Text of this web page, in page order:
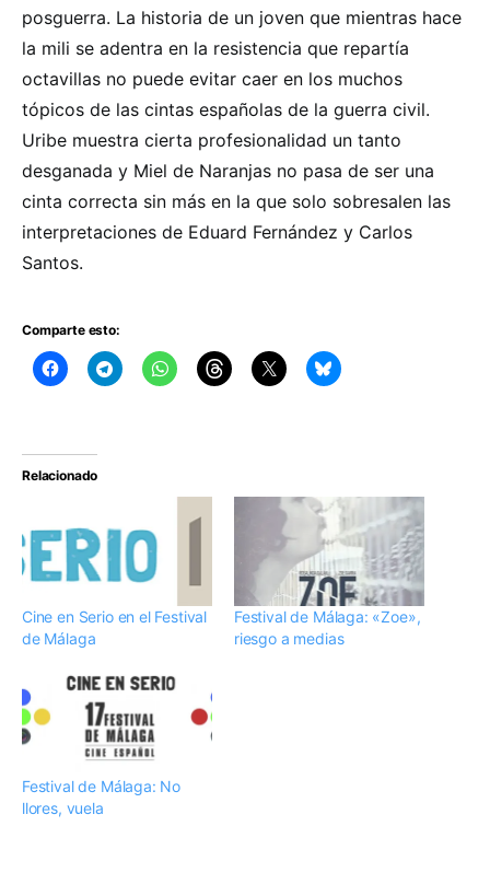
posguerra. La historia de un joven que mientras hace
la mili se adentra en la resistencia que repartía
octavillas no puede evitar caer en los muchos
tópicos de las cintas españolas de la guerra civil.
Uribe muestra cierta profesionalidad un tanto
desganada y Miel de Naranjas no pasa de ser una
cinta correcta sin más en la que solo sobresalen las
interpretaciones de Eduard Fernández y Carlos
Santos.
Comparte esto:
Relacionado
Cine en Serio en el Festival
de Málaga
Festival de Málaga: «Zoe»,
riesgo a medias
Festival de Málaga: No
llores, vuela